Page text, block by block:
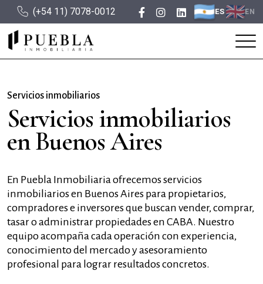
(+54 11) 7078-0012 ES EN
Servicios inmobiliarios
Servicios inmobiliarios
en Buenos Aires
En Puebla Inmobiliaria ofrecemos servicios
inmobiliarios en Buenos Aires para propietarios,
compradores e inversores que buscan vender, comprar,
tasar o administrar propiedades en CABA. Nuestro
equipo acompaña cada operación con experiencia,
conocimiento del mercado y asesoramiento
profesional para lograr resultados concretos.